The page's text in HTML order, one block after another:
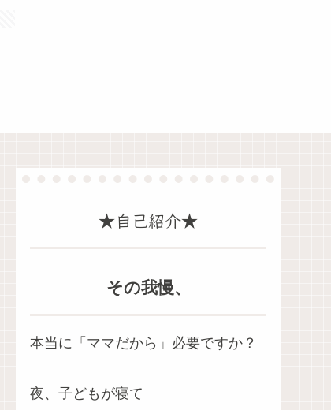
★自己紹介★
その我慢、
本当に「ママだから」必要ですか？
夜、子どもが寝て